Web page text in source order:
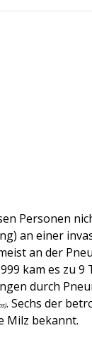
Personen
an einer
an der
kam es zu 9
durch
. Sechs der
Milz bekannt.